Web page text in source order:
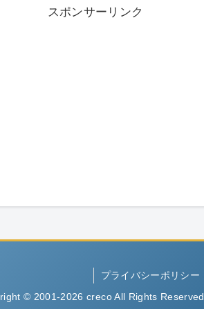
スポンサーリンク
プライバシーポリシー
© 2001-2026 creco All Rights Reserved.